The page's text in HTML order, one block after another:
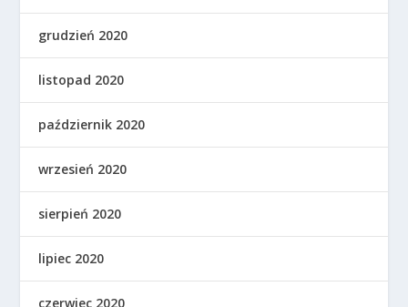
grudzień 2020
listopad 2020
październik 2020
wrzesień 2020
sierpień 2020
lipiec 2020
czerwiec 2020